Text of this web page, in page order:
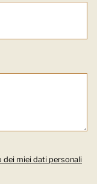
miei dati personali